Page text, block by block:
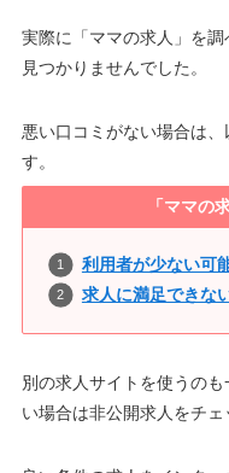
実際に「ママの求人」を
見つかりませんでした。
悪い口コミがない場合は
す。
「ママの
利用者が少ない可
求人に満足できな
別の求人サイトを使うの
い場合は非公開求人をチェ